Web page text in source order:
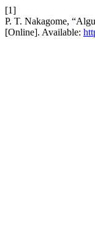
[1]
P. T. Nakagome,
[Online]. Available: